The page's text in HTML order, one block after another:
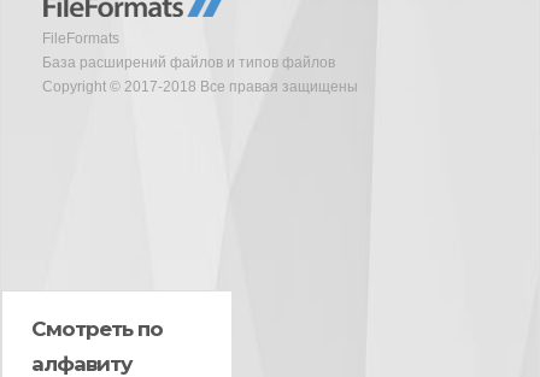
FileFormats
База расширений файлов и типов файлов
Copyright © 2017-2018 Все правая защищены
Смотреть по
алфавиту